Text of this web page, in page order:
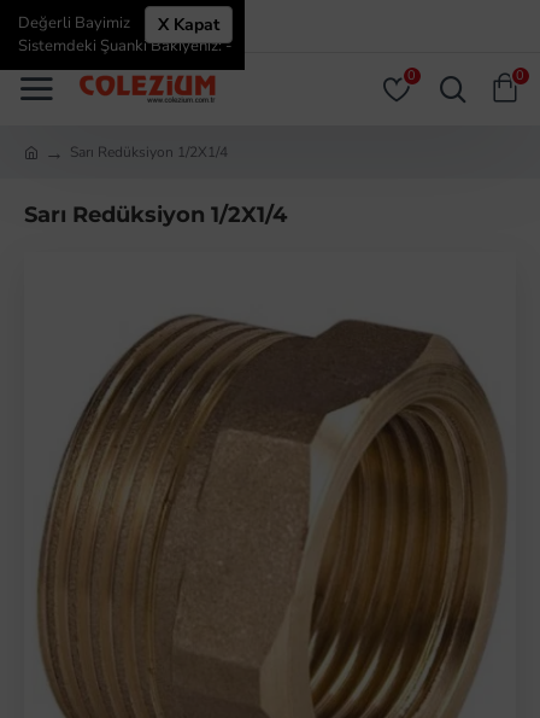
ÜYE GIRIŞI ÜYE OL
0 0
X Kapat
Değerli Bayimiz
Sistemdeki Şuanki Bakiyeniz: -
Sarı Redüksiyon 1/2X1/4
Sarı Redüksiyon 1/2X1/4